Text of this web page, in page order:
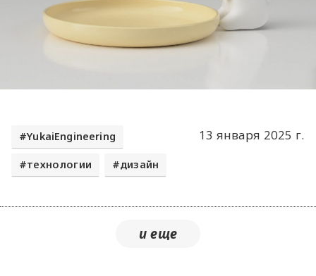
13 января 2025 г.
YukaiEngineering
технологии дизайн